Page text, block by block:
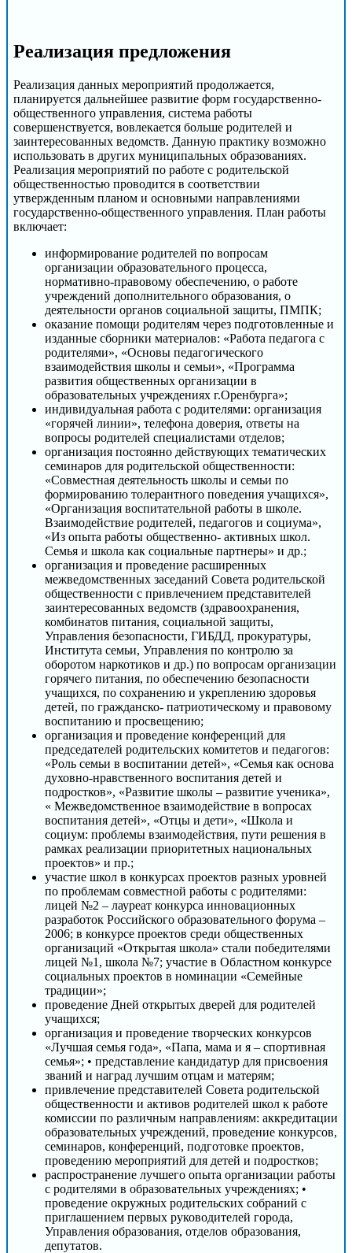
Реализация предложения
Реализация данных мероприятий продолжается,
планируется дальнейшее развитие форм государственно-
общественного управления, система работы
совершенствуется, вовлекается больше родителей и
заинтересованных ведомств. Данную практику возможно
использовать в других муниципальных образованиях.
Реализация мероприятий по работе с родительской
общественностью проводится в соответствии
утвержденным планом и основными направлениями
государственно-общественного управления. План работы
включает:
информирование родителей по вопросам
организации образовательного процесса,
нормативно-правовому обеспечению, о работе
учреждений дополнительного образования, о
деятельности органов социальной защиты, ПМПК;
оказание помощи родителям через подготовленные и
изданные сборники материалов: «Работа педагога с
родителями», «Основы педагогического
взаимодействия школы и семьи», «Программа
развития общественных организации в
образовательных учреждениях г.Оренбурга»;
индивидуальная работа с родителями: организация
«горячей линии», телефона доверия, ответы на
вопросы родителей специалистами отделов;
организация постоянно действующих тематических
семинаров для родительской общественности:
«Совместная деятельность школы и семьи по
формированию толерантного поведения учащихся»,
«Организация воспитательной работы в школе.
Взаимодействие родителей, педагогов и социума»,
«Из опыта работы общественно- активных школ.
Семья и школа как социальные партнеры» и др.;
организация и проведение расширенных
межведомственных заседаний Совета родительской
общественности с привлечением представителей
заинтересованных ведомств (здравоохранения,
комбинатов питания, социальной защиты,
Управления безопасности, ГИБДД, прокуратуры,
Института семьи, Управления по контролю за
оборотом наркотиков и др.) по вопросам организации
горячего питания, по обеспечению безопасности
учащихся, по сохранению и укреплению здоровья
детей, по гражданско- патриотическому и правовому
воспитанию и просвещению;
организация и проведение конференций для
председателей родительских комитетов и педагогов:
«Роль семьи в воспитании детей», «Семья как основа
духовно-нравственного воспитания детей и
подростков», «Развитие школы – развитие ученика»,
« Межведомственное взаимодействие в вопросах
воспитания детей», «Отцы и дети», «Школа и
социум: проблемы взаимодействия, пути решения в
рамках реализации приоритетных национальных
проектов» и пр.;
участие школ в конкурсах проектов разных уровней
по проблемам совместной работы с родителями:
лицей №2 – лауреат конкурса инновационных
разработок Российского образовательного форума –
2006; в конкурсе проектов среди общественных
организаций «Открытая школа» стали победителями
лицей №1, школа №7; участие в Областном конкурсе
социальных проектов в номинации «Семейные
традиции»;
проведение Дней открытых дверей для родителей
учащихся;
организация и проведение творческих конкурсов
«Лучшая семья года», «Папа, мама и я – спортивная
семья»; • представление кандидатур для присвоения
званий и наград лучшим отцам и матерям;
привлечение представителей Совета родительской
общественности и активов родителей школ к работе
комиссии по различным направлениям: аккредитации
образовательных учреждений, проведение конкурсов,
семинаров, конференций, подготовке проектов,
проведению мероприятий для детей и подростков;
распространение лучшего опыта организации работы
с родителями в образовательных учреждениях; •
проведение окружных родительских собраний с
приглашением первых руководителей города,
Управления образования, отделов образования,
депутатов.